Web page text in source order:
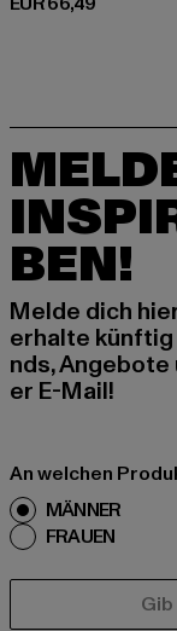
BEN!
Melde dich
erhalte
nds,
er E-Mail!
An welchen
MÄNNER
FRAUEN